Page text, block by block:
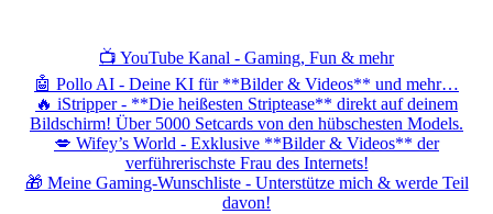
📺 YouTube Kanal - Gaming, Fun & mehr
🤖 Pollo AI - Deine KI für **Bilder & Videos** und mehr…
🔥 iStripper - **Die heißesten Striptease** direkt auf deinem
Bildschirm! Über 5000 Setcards von den hübschesten Models.
💋 Wifey’s World - Exklusive **Bilder & Videos** der
verführerischste Frau des Internets!
🎁 Meine Gaming-Wunschliste - Unterstütze mich & werde Teil
davon!